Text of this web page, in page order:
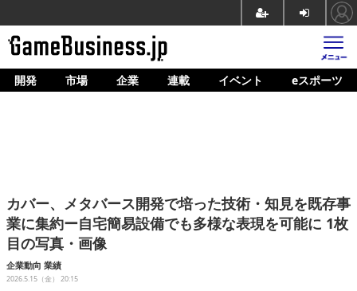
ホーム
企業動向
人材育成
産業政策
開発 市場 企業 連載 イベント eスポーツ
カバー、メタバース開発で培った技術・知見を既存事
業に集約ー自宅簡易設備でも多様な表現を可能に 1枚
目の写真・画像
企業動向 業績
2026.5.15（金） 20:15